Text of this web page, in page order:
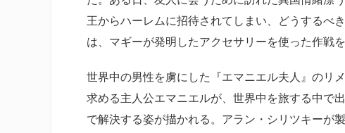
王からハーレムに招待されてしまい、どうするべ
は、マギーが発明したアクセサリーを使った作戦
世界中の男性を虜にした『エマニエル夫人』のリ
求める主人公エマニエルが、世界中を旅する中で
で解決する姿が描かれる。アラン・シリツキーが